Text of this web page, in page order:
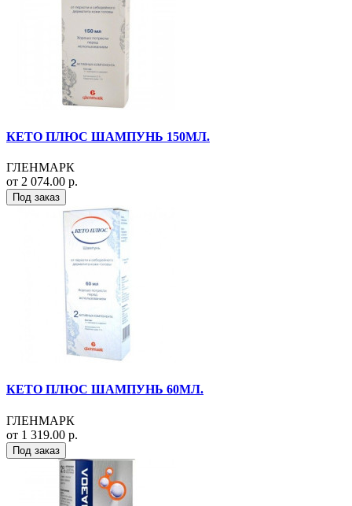
КЕТО ПЛЮС ШАМПУНЬ 150МЛ.
ГЛЕНМАРК
от 2 074.00 р.
Под заказ
КЕТО ПЛЮС ШАМПУНЬ 60МЛ.
ГЛЕНМАРК
от 1 319.00 р.
Под заказ